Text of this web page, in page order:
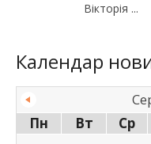
Вікторія
Календар
Пн
Вт Ср